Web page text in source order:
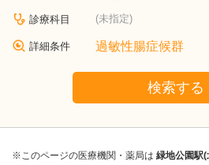
診療科目 (未指定)
詳細条件 過敏性腸症候群
検索する
※このページの医療機関・薬局は 緑地公園駅